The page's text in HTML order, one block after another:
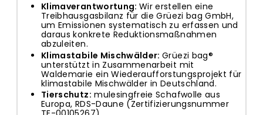
Klimaverantwortung: Wir erstellen eine
Treibhausgasbilanz für die Grüezi bag GmbH,
um Emissionen systematisch zu erfassen und
daraus konkrete Reduktionsmaßnahmen
abzuleiten.
Klimastabile Mischwälder:Grüezi bag®
unterstützt in Zusammenarbeit mit
Waldemarie einWiederaufforstungsprojekt für
klimastabile Mischwälder in Deutschland.
Tierschutz: mulesingfreie Schafwolle aus
Europa, RDS-Daune (Zertifizierungsnummer